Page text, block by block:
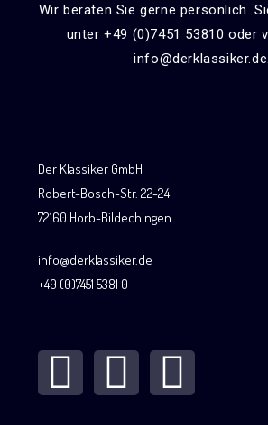
Wir beraten Sie gerne persönlich.
unter +49 (0)7451 53810 oder
info@derklassiker.de.
Der Klassiker GmbH
Robert-Bosch-Str. 22-24
72160 Horb-Bildechingen
info@derklassiker.de
+49 (0)7451 5381 0